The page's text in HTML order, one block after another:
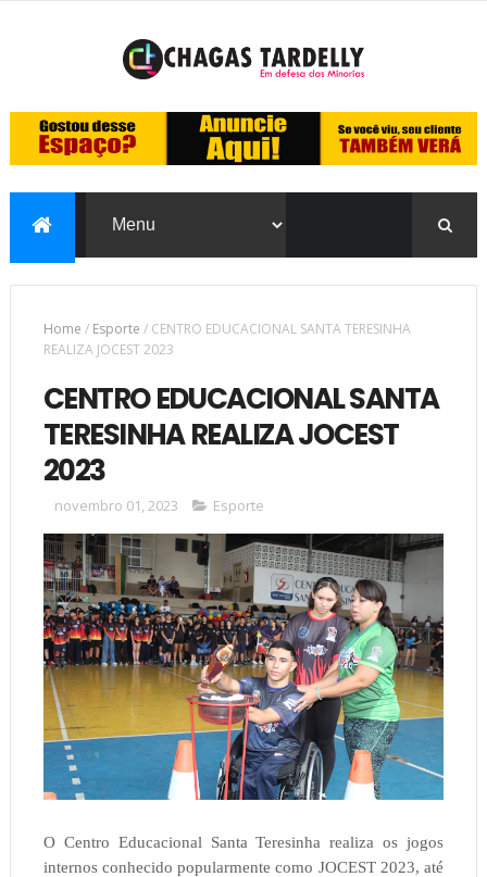
Home / Esporte / CENTRO EDUCACIONAL SANTA TERESINHA
REALIZA JOCEST 2023
CENTRO EDUCACIONAL SANTA
TERESINHA REALIZA JOCEST
2023
novembro 01, 2023 Esporte
O Centro Educacional Santa Teresinha realiza os jogos
internos conhecido popularmente como JOCEST 2023, até